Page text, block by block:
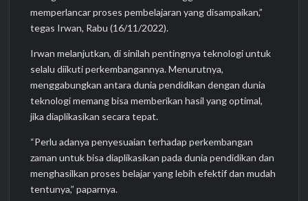
memperlancar proses pembelajaran yang disampaikan,”
tegas Irwan, Rabu (16/11/2022).
Irwan melanjutkan, di sinilah pentingnya teknologi untuk
selalu diikuti perkembangannya. Menurutnya,
menggabungkan antara dunia pendidikan dengan dunia
teknologi memang bisa memberikan hasil yang optimal,
jika diaplikasikan secara tepat.
“Perlu adanya penyesuaian terhadap perkembangan
zaman untuk bisa diaplikasikan pada dunia pendidikan dan
menghasilkan proses belajar yang lebih efektif dan mudah
tentunya,” paparnya.